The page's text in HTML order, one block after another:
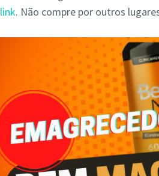
link. Não compre por outros